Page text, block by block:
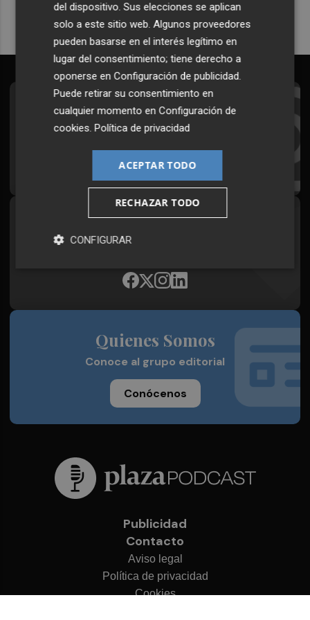
Suscríbete al Boletín
Todos los días a primera hora en tu email
¡Quiero suscribirme!
Síguenos en redes
Plaza Podcast, desde cualquier medio
Quienes Somos
Conoce al grupo editorial
Conócenos
Publicidad
Contacto
Aviso legal
Política de privacidad
Cookies
del dispositivo. Sus elecciones se aplican
solo a este sitio web. Algunos proveedores
pueden basarse en el interés legítimo en
lugar del consentimiento; tiene derecho a
oponerse enConfiguración de publicidad.
Puede retirar su consentimiento en
cualquier momento enConfiguración de
cookies.Política de privacidad
ACEPTAR TODO
RECHAZAR TODO
CONFIGURAR